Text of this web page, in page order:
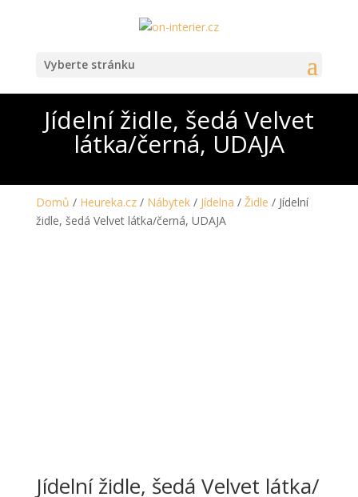
Vyberte stránku
Jídelní židle, šedá Velvet
látka/černá, UDAJA
Domů / Heureka.cz/ Nábytek/ Jídelna / Židle / Jídelní
židle, šedá Velvet látka/černá, UDAJA
Jídelní židle, šedá Velvet látka/